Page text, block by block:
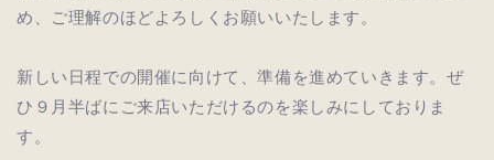
め、ご理解のほどよろしくお願いいたします。
新しい日程での開催に向けて、準備を進めていきます。ぜ
ひ９月半ばにご来店いただけるのを楽しみにしておりま
す。